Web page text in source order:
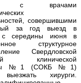
с врачами
совершившими
за год выезд в
с середины июня в
структурное
Свердловской
клинической
№1 (СОКБ №1)
хирурги.